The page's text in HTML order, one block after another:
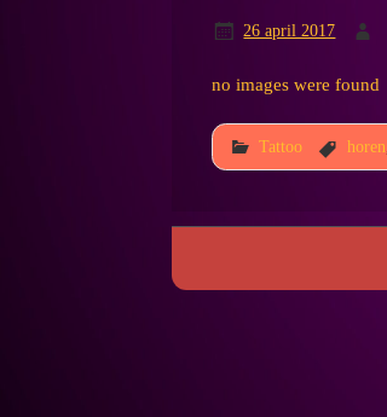
26 april 2017
no images were found
Tattoo horen